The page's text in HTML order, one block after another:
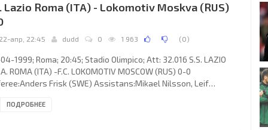
Lazio Roma (ITA) - Lokomotiv Moskva (RUS)
22-апр, 22:45 dudd 0 1 963 (0)
1999; Roma; 20:45; Stadio Olimpico; Att: 32.016 S.S. LAZIO
ROMA (ITA) -F.C. LOKOMOTIV MOSCOW (RUS) 0-0
Frisk (SWE) Assistans:Mikael Nilsson, Leif
Negro,Alessandro Nesta, Siniša Mihajlović,
ПОДРОБНЕЕ